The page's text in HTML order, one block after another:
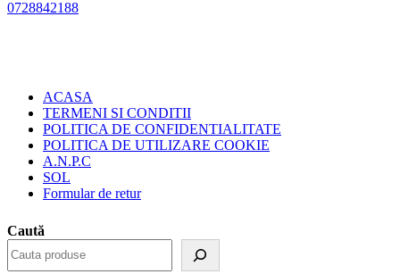
0728842188
ACASA
TERMENI SI CONDITII
POLITICA DE CONFIDENTIALITATE
POLITICA DE UTILIZARE COOKIE
A.N.P.C
SOL
Formular de retur
Caută